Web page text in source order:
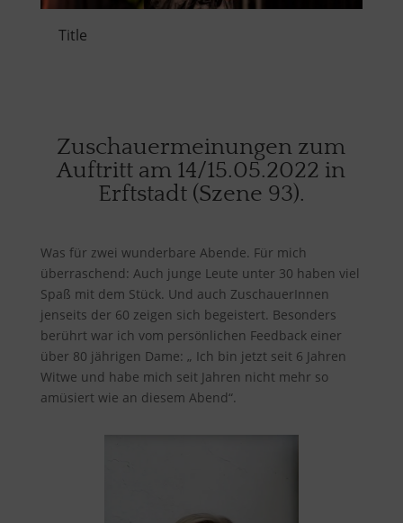
Title
Zuschauermeinungen zum
Auftritt am 14/15.05.2022 in
Erftstadt (Szene 93).
Was für zwei wunderbare Abende. Für mich
überraschend: Auch junge Leute unter 30 haben viel
Spaß mit dem Stück. Und auch ZuschauerInnen
jenseits der 60 zeigen sich begeistert. Besonders
berührt war ich vom persönlichen Feedback einer
über 80 jährigen Dame: „ Ich bin jetzt seit 6 Jahren
Witwe und habe mich seit Jahren nicht mehr so
amüsiert wie an diesem Abend“.